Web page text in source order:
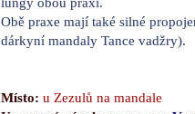
Obě praxe mají také silné
dárkyní mandaly Tance vadžry).
Místo: u Zezulů na mandale